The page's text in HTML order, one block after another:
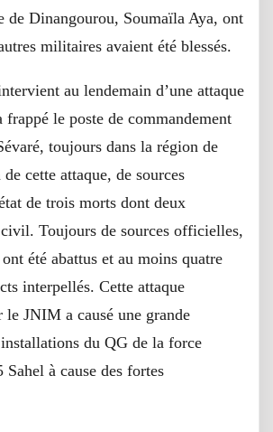
de Dinangourou, Soumaïla Aya, ont
militaires avaient été blessés.
au lendemain d’une attaque
le poste de commandement
toujours dans la région de
cette attaque, de sources
de trois morts dont deux
Toujours de sources officielles,
été abattus et au moins quatre
interpellés. Cette attaque
le JNIM a causé une grande
du QG de la force
à cause des fortes